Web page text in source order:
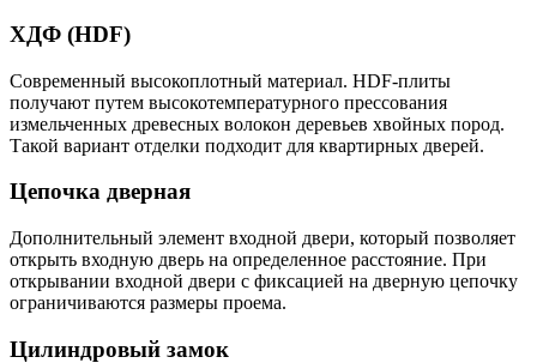
ХДФ (HDF)
Современный высокоплотный материал. HDF-плиты
получают путем высокотемпературного прессования
измельченных древесных волокон деревьев хвойных пород.
Такой вариант отделки подходит для квартирных дверей.
Цепочка дверная
Дополнительный элемент входной двери, который позволяет
открыть входную дверь на определенное расстояние. При
открывании входной двери с фиксацией на дверную цепочку
ограничиваются размеры проема.
Цилиндровый замок